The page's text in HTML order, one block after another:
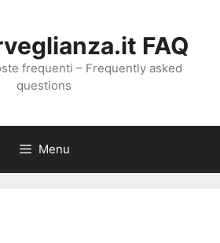
FAQ
frequenti – Frequently asked
questions
Menu